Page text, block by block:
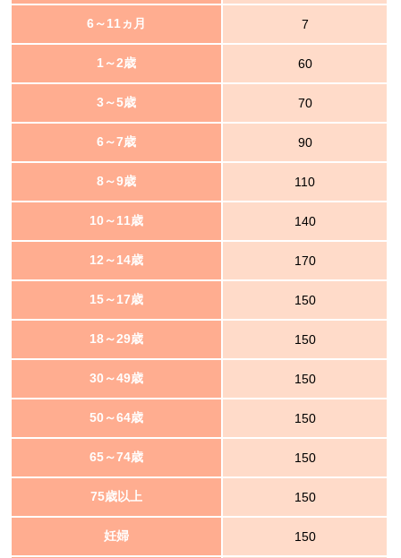
6～11ヵ月 7
1～2歳 60
3～5歳 70
6～7歳 90
8～9歳 110
10～11歳 140
12～14歳 170
15～17歳 150
18～29歳 150
30～49歳 150
50～64歳 150
65～74歳 150
75歳以上 150
妊婦 150